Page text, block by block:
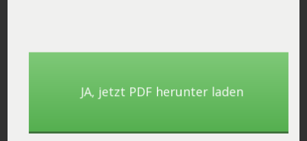
Anweisungen
Erfolgreiche KI-Anweisungen folgen einem bewährten
Aufbaumuster, das wir Ihnen empfehlen. Diese Struktur
alle notwendigen Informationen erhält.
JA, ​jetzt PDF herunter laden